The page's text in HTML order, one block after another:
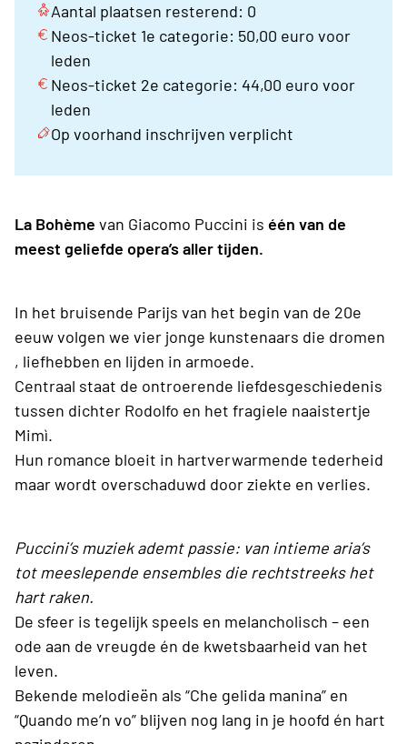
Aantal plaatsen resterend: 0
Neos-ticket 1e categorie: 50,00 euro voor
leden
Neos-ticket 2e categorie: 44,00 euro voor
leden
Op voorhand inschrijven verplicht
La Bohème van Giacomo Puccini is één van de
meest geliefde opera’s aller tijden.
In het bruisende Parijs van het begin van de 20e
eeuw volgen we vier jonge kunstenaars die dromen
, liefhebben en lijden in armoede.
Centraal staat de ontroerende liefdesgeschiedenis
tussen dichter Rodolfo en het fragiele naaistertje
Mimì.
Hun romance bloeit in hartverwarmende tederheid
maar wordt overschaduwd door ziekte en verlies.
Puccini’s muziek ademt passie: van intieme aria’s
tot meeslepende ensembles die rechtstreeks het
hart raken.
De sfeer is tegelijk speels en melancholisch – een
ode aan de vreugde én de kwetsbaarheid van het
leven.
Bekende melodieën als “Che gelida manina” en
“Quando me’n vo” blijven nog lang in je hoofd én hart